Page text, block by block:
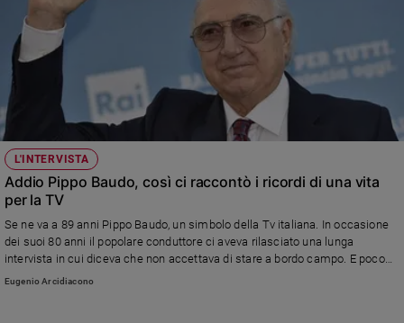
L'INTERVISTA
Addio Pippo Baudo, così ci raccontò i ricordi di una vita
per la TV
Se ne va a 89 anni Pippo Baudo, un simbolo della Tv italiana. In occasione
dei suoi 80 anni il popolare conduttore ci aveva rilasciato una lunga
intervista in cui diceva che non accettava di stare a bordo campo. E poco
dopo è tornato a lavorare in Rai. Ecco cosa ci aveva raccontato
Eugenio Arcidiacono